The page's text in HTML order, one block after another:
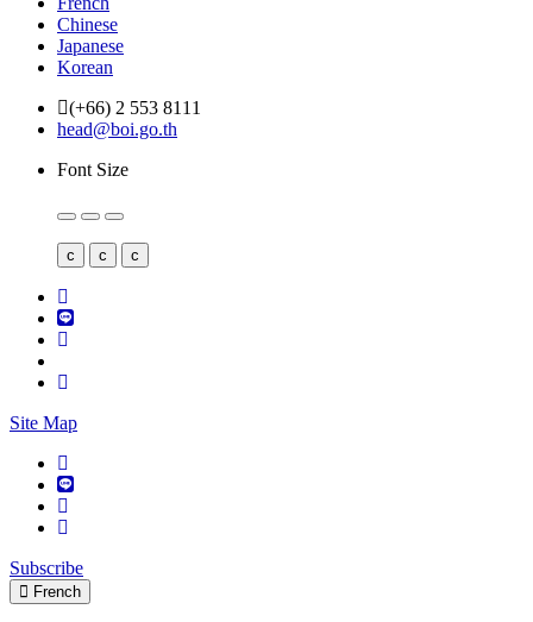
Chinese
Japanese
Korean
(+66) 2 553 8111
head@boi.go.th
Font Size
c c c
Site Map
Subscribe
French